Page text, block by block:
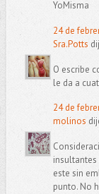
YoMisma
24 de
Sra.Potts
O escribe
le da a
24 de
molinos
insultantes
este sin
punto. No